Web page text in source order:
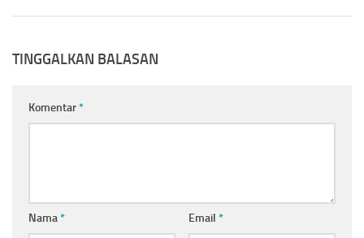
TINGGALKAN BALASAN
Komentar*
Nama* Email *